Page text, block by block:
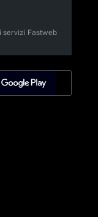
servizi Fastweb